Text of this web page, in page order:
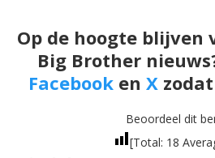
Op de hoogte blijven
Big Brother
Facebook en X
Beoordeel dit
[Total: 18